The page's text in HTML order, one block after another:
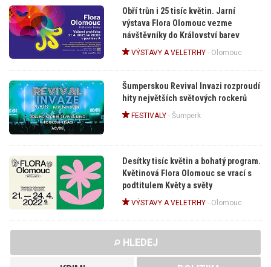
Obří trůn i 25 tisíc květin. Jarní
výstava Flora Olomouc vezme
návštěvníky do Království barev
VÝSTAVY A VELETRHY- Olomouc
Šumperskou Revival Invazi rozproudí
hity největších světových rockerů
FESTIVALY- Šumperk
Desítky tisíc květin a bohatý program.
Květinová Flora Olomouc se vrací s
podtitulem Květy a světy
VÝSTAVY A VELETRHY- Olomouc
HLEDEJ